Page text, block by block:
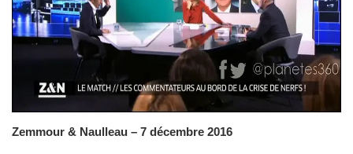
Zemmour & Naulleau – 7 décembre 2016